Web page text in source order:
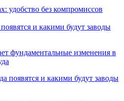
и какими будут заводы
фундаментальные изменения в